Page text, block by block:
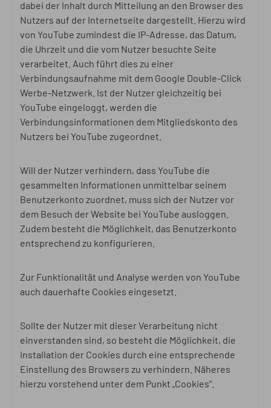
dabei der Inhalt durch Mitteilung an den Browser des
Nutzers auf der Internetseite dargestellt. Hierzu wird
von YouTube zumindest die IP-Adresse, das Datum,
die Uhrzeit und die vom Nutzer besuchte Seite
verarbeitet. Auch führt dies zu einer
Verbindungsaufnahme mit dem Google Double-Click
Werbe-Netzwerk. Ist der Nutzer gleichzeitig bei
YouTube eingeloggt, werden die
Verbindungsinformationen dem Mitgliedskonto des
Nutzers bei YouTube zugeordnet.
Will der Nutzer verhindern, dass YouTube die
gesammelten Informationen unmittelbar seinem
Benutzerkonto zuordnet, muss sich der Nutzer vor
dem Besuch der Website bei YouTube ausloggen.
Zudem besteht die Möglichkeit, das Benutzerkonto
entsprechend zu konfigurieren.
Zur Funktionalität und Analyse werden von YouTube
auch dauerhafte Cookies eingesetzt.
Sollte der Nutzer mit dieser Verarbeitung nicht
einverstanden sind, so besteht die Möglichkeit, die
Installation der Cookies durch eine entsprechende
Einstellung des Browsers zu verhindern. Näheres
hierzu vorstehend unter dem Punkt „Cookies“.